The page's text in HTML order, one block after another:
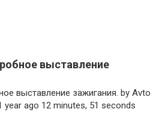
выставление
выставление зажигания. by Avto
year ago 12 minutes, 51 seconds